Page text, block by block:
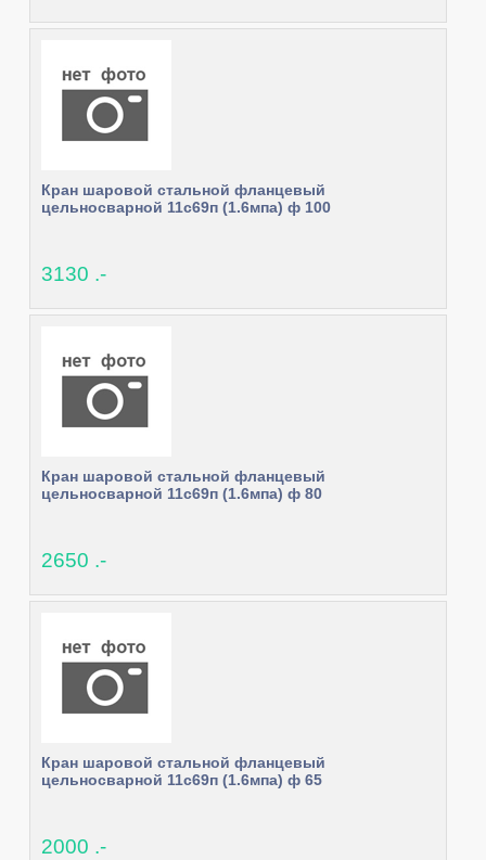
Кран шаровой стальной фланцевый
цельносварной 11с69п (1.6мпа) ф 100
3130 .-
Кран шаровой стальной фланцевый
цельносварной 11с69п (1.6мпа) ф 80
2650 .-
Кран шаровой стальной фланцевый
цельносварной 11с69п (1.6мпа) ф 65
2000 .-